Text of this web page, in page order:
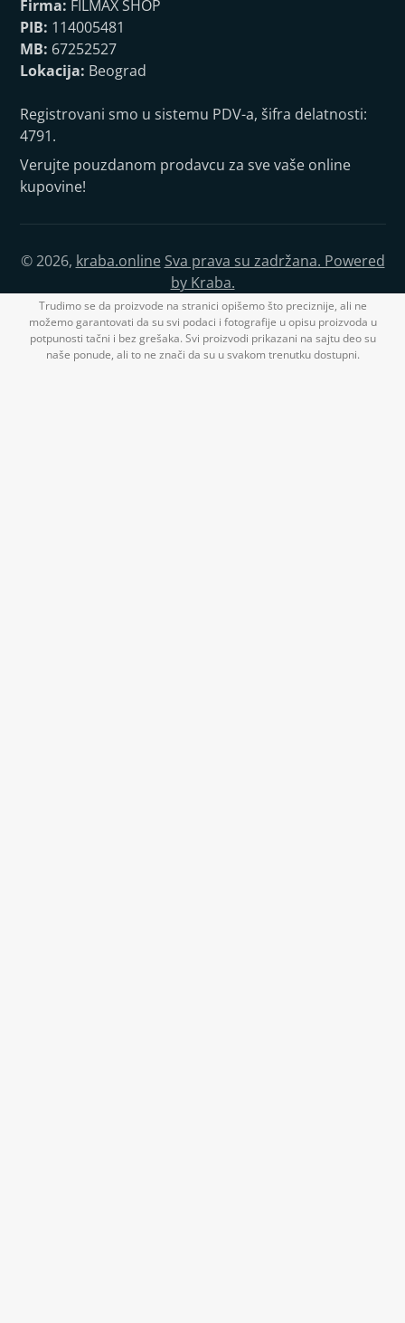
Firma: FILMAX SHOP
PIB: 114005481
MB: 67252527
Lokacija: Beograd
Registrovani smo u sistemu PDV-a, šifra delatnosti:
4791.
Verujte pouzdanom prodavcu za sve vaše online
kupovine!
© 2026, kraba.online Sva prava su zadržana. Powered
by Kraba.
Trudimo se da proizvode na stranici opišemo što preciznije, ali ne
možemo garantovati da su svi podaci i fotografije u opisu proizvoda u
potpunosti tačni i bez grešaka. Svi proizvodi prikazani na sajtu deo su
naše ponude, ali to ne znači da su u svakom trenutku dostupni.